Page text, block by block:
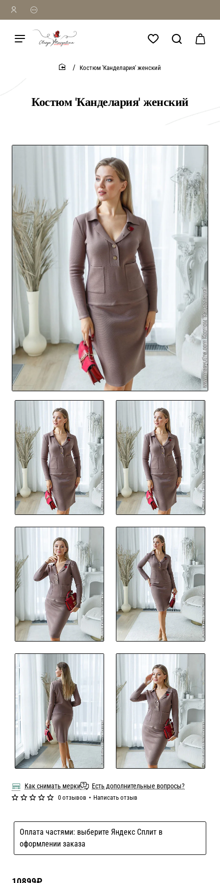
Костюм 'Канделария' женский
Костюм 'Канделария' женский
Как снимать мерки Есть дополнительные вопросы?
Оплата частями: выберите Яндекс Сплит в
оформлении заказа
0 отзывов • Написать отзыв